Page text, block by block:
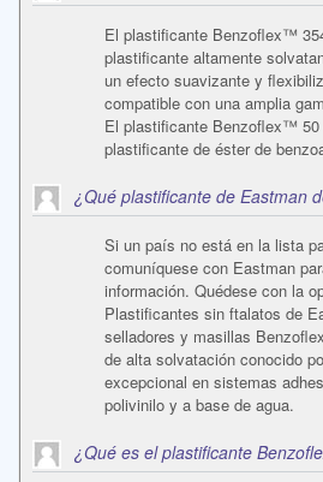
El plastificante Benzoflex™
plastificante altamente
un efecto suavizante y
compatible con una amplia
El plastificante Benzoflex™
plastificante de éster de
¿Qué plastificante de Eastman
Si un país no está en la lista
comuníquese con Eastman
información. Quédese con la
Plastificantes sin ftalatos de
selladores y masillas
de alta solvatación conocido
excepcional en sistemas
polivinilo y a base de agua.
¿Qué es el plastificante